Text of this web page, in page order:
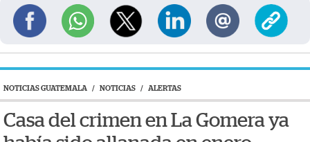
NOTICIAS GUATEMALA / NOTICIAS / ALERTAS
Casa del crimen en La Gomera ya